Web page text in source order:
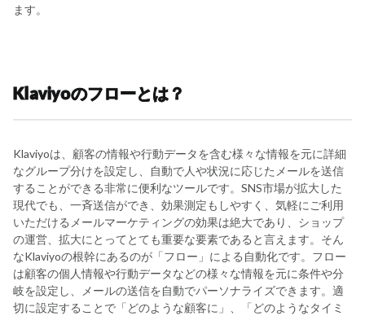
ます。
Klaviyoのフローとは？
Klaviyoは、顧客の情報や行動データを含む様々な情報を元に詳細
なグループ分けを設定し、自動で人や状況に応じたメールを送信
することができる非常に便利なツールです。SNS市場が拡大した
現代でも、一斉送信ができ、効果測定もしやすく、気軽にご利用
いただけるメールマーケティングの効果は絶大であり、ショップ
の運営、拡大にとってとても重要な要素であると言えます。そん
なKlaviyoの根幹にあるのが「フロー」による自動化です。フロー
は顧客の個人情報や行動データなどの様々な情報を元に条件や分
岐を設定し、メールの送信を自動でパーソナライズできます。適
切に設定することで「どのような顧客に」、「どのようなタイミ